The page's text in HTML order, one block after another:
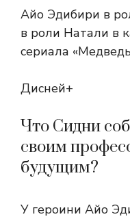
Айо Эдибири в
в роли Натали в
сериала
Дисней+
Что Сидни
своим
будущим?
У героини Айо